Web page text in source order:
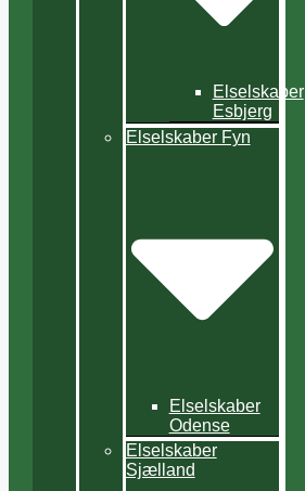
Elselskaber
Esbjerg
Elselskaber Fyn
Elselskaber
Odense
Elselskaber
Sjælland